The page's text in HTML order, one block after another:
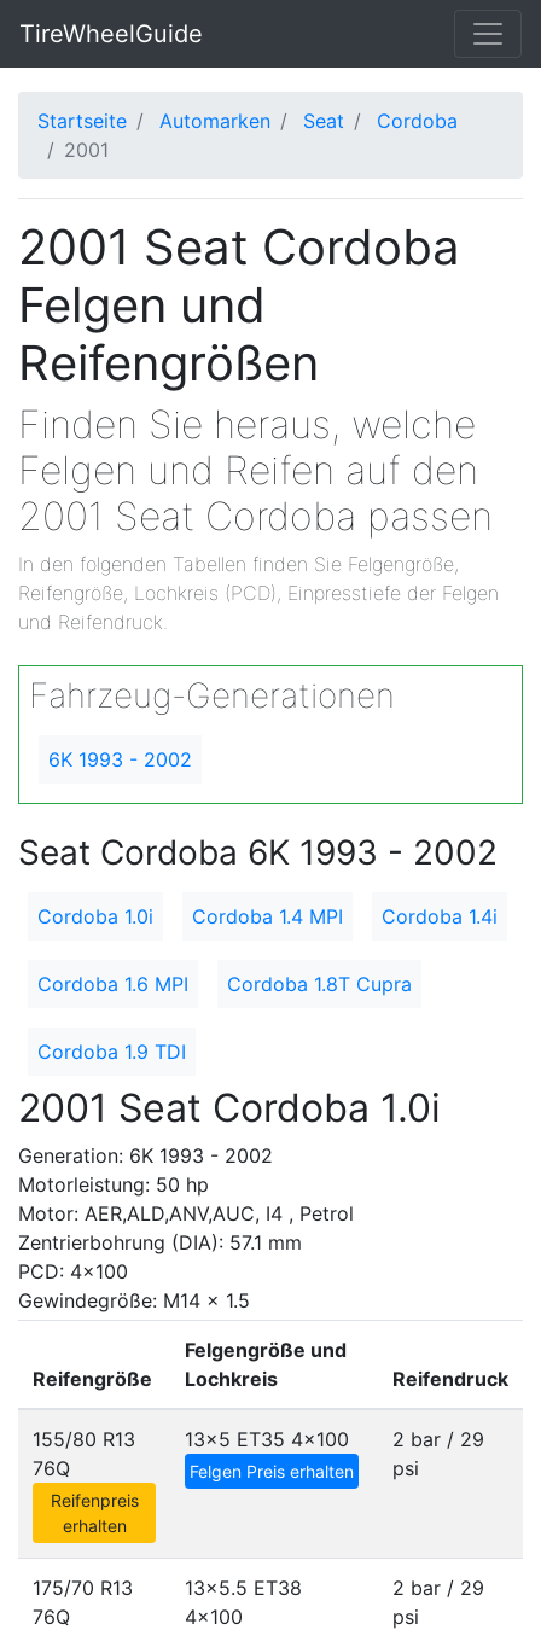
TireWheelGuide
Startseite Automarken Seat
Cordoba
2001
2001 Seat Cordoba
Felgen und
Reifengrößen
Finden Sie heraus, welche
Felgen und Reifen auf den
2001 Seat Cordoba passen
In den folgenden Tabellen finden Sie Felgengröße,
Reifengröße, Lochkreis (PCD), Einpresstiefe der Felgen
und Reifendruck.
Fahrzeug-Generationen
6K 1993 - 2002
Seat Cordoba 6K 1993 - 2002
Cordoba 1.0i Cordoba 1.4 MPI Cordoba 1.4i
Cordoba 1.6 MPI Cordoba 1.8T Cupra
Cordoba 1.9 TDI
2001 Seat Cordoba 1.0i
Generation: 6K 1993 - 2002
Motorleistung: 50 hp
Motor: AER,ALD,ANV,AUC, I4 , Petrol
Zentrierbohrung (DIA): 57.1 mm
PCD: 4x100
Gewindegröße: M14 x 1.5
Reifengröße
Felgengröße und
Lochkreis
Reifendruck
155/80 R13
76Q
Reifenpreis
erhalten
13x5 ET35 4x100
Felgen Preis erhalten
2 bar / 29
psi
175/70 R13
76Q
13x5.5 ET38
4x100
2 bar / 29
psi